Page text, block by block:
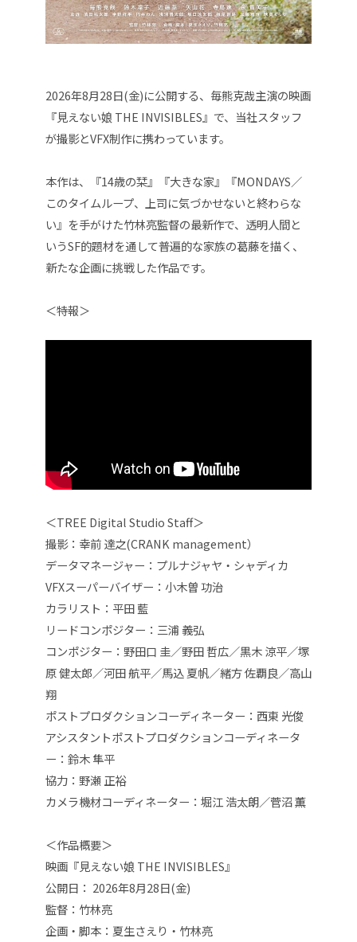
2026年8月28日(金)に公開する、毎熊克哉主演の映画
『見えない娘 THE INVISIBLES』で、当社スタッフ
が撮影とVFX制作に携わっています。
本作は、『14歳の栞』『大きな家』『MONDAYS／
このタイムループ、上司に気づかせないと終わらな
い』を手がけた竹林亮監督の最新作で、透明人間と
いうSF的題材を通して普遍的な家族の葛藤を描く、
新たな企画に挑戦した作品です。
＜特報＞
＜TREE Digital Studio Staff＞
撮影：幸前 達之(CRANK management）
データマネージャー：プルナジャヤ・シャディカ
VFXスーパーバイザー：小木曽 功治
カラリスト：平田 藍
リードコンポジター：三浦 義弘
コンポジター：野田口 圭／野田 哲広／黒木 涼平／塚
原 健太郎／河田 航平／馬込 夏帆／緒方 佐覇良／高山
翔
ポストプロダクションコーディネーター：西東 光俊
アシスタントポストプロダクションコーディネータ
ー：鈴木 隼平
協力：野瀬 正裕
カメラ機材コーディネーター：堀江 浩太朗／菅沼 薫
＜作品概要＞
映画『見えない娘 THE INVISIBLES』
公開日： 2026年8月28日(金)
監督：竹林亮
企画・脚本：夏生さえり・竹林亮